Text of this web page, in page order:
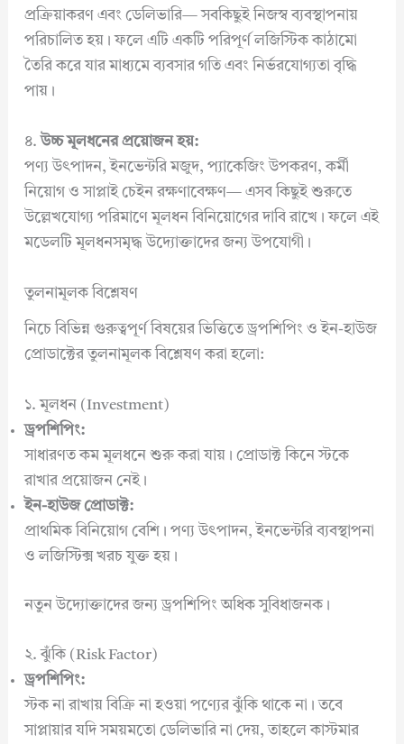
প্রক্রিয়াকরণ এবং ডেলিভারি— সবকিছুই নিজস্ব ব্যবস্থাপনায়
পরিচালিত হয়। ফলে এটি একটি পরিপূর্ণ লজিস্টিক কাঠামো
তৈরি করে যার মাধ্যমে ব্যবসার গতি এবং নির্ভরযোগ্যতা বৃদ্ধি
পায়।
৪.উচ্চ মূলধনের প্রয়োজন হয়:
পণ্য উৎপাদন, ইনভেন্টরি মজুদ, প্যাকেজিং উপকরণ, কর্মী
নিয়োগ ও সাপ্লাই চেইন রক্ষণাবেক্ষণ— এসব কিছুই শুরুতে
উল্লেখযোগ্য পরিমাণে মূলধন বিনিয়োগের দাবি রাখে। ফলে এই
মডেলটি মূলধনসমৃদ্ধ উদ্যোক্তাদের জন্য উপযোগী।
তুলনামূলক বিশ্লেষণ
নিচে বিভিন্ন গুরুত্বপূর্ণ বিষয়ের ভিত্তিতে ড্রপশিপিং ও ইন-হাউজ
প্রোডাক্টের তুলনামূলক বিশ্লেষণ করা হলো:
১. মূলধন (Investment)
ড্রপশিপিং:
সাধারণত কম মূলধনে শুরু করা যায়। প্রোডাক্ট কিনে স্টকে
রাখার প্রয়োজন নেই।
ইন-হাউজ প্রোডাক্ট:
প্রাথমিক বিনিয়োগ বেশি। পণ্য উৎপাদন, ইনভেন্টরি ব্যবস্থাপনা
ও লজিস্টিক্স খরচ যুক্ত হয়।
নতুন উদ্যোক্তাদের জন্য ড্রপশিপিং অধিক সুবিধাজনক।
২. ঝুঁকি (Risk Factor)
ড্রপশিপিং:
স্টক না রাখায় বিক্রি না হওয়া পণ্যের ঝুঁকি থাকে না। তবে
সাপ্লায়ার যদি সময়মতো ডেলিভারি না দেয়, তাহলে কাস্টমার